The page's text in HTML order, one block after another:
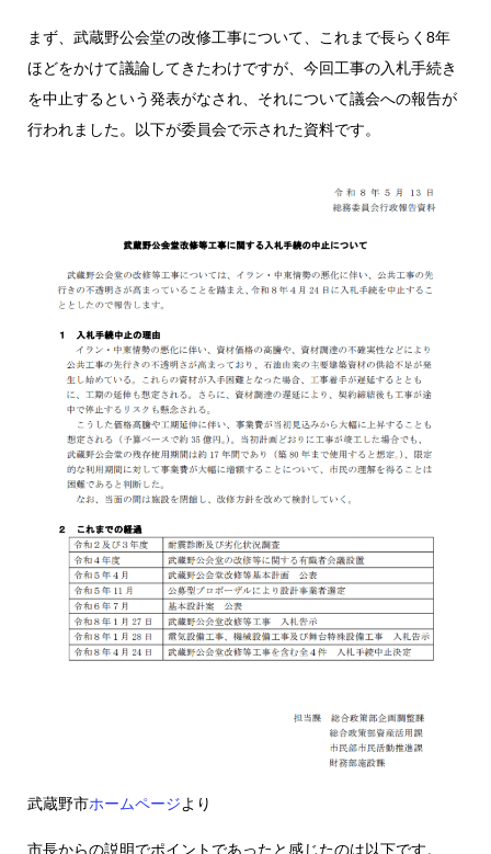
まず、武蔵野公会堂の改修工事について、これまで長らく8年
ほどをかけて議論してきたわけですが、今回工事の入札手続き
を中止するという発表がなされ、それについて議会への報告が
行われました。以下が委員会で示された資料です。
武蔵野市ホームページより
市長からの説明でポイントであったと感じたのは以下です。